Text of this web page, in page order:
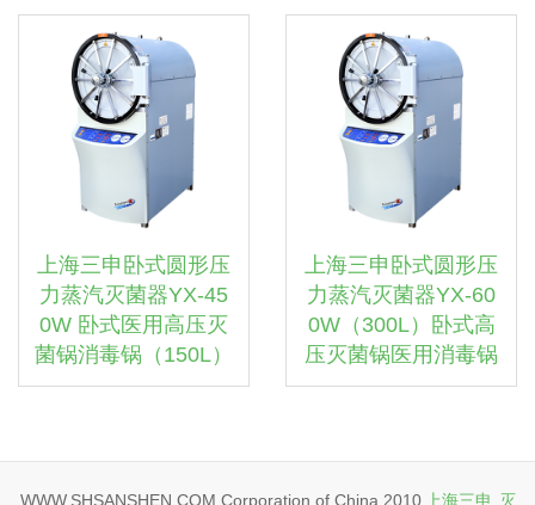
上海三申卧式圆形压
力蒸汽灭菌器YX-45
0W 卧式医用高压灭
菌锅消毒锅（150L）
上海三申卧式圆形压
力蒸汽灭菌器YX-60
0W（300L）卧式高
压灭菌锅医用消毒锅
WWW.SHSANSHEN.COM Corporation of China 2010 上海三申 灭